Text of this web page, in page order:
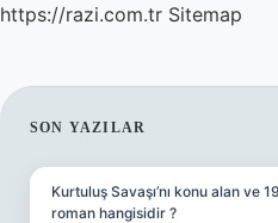
https://razi.com.tr Sitemap
SIDEBAR
SON YAZILAR
Kurtuluş Savaşı’nı konu alan ve
roman hangisidir ?